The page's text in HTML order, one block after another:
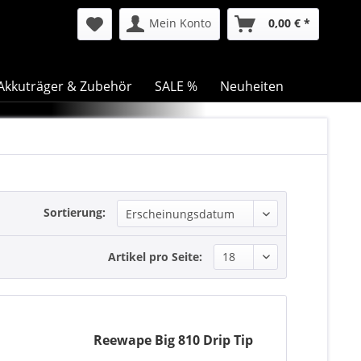
Mein Konto 0,00 € *
& Zubehör SALE % Neuheiten
Sortierung:
Artikel pro Seite:
Reewape Big 810 Drip Tip